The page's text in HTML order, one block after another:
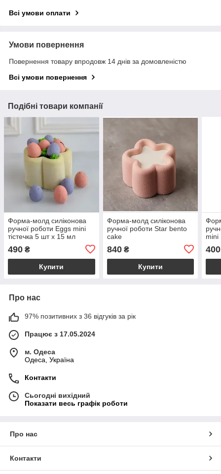
Всі умови оплати
Умови повернення
Повернення товару впродовж 14 днів за домовленістю
Всі умови повернення
Подібні товари компанії
Форма-молд силіконова
ручної роботи Eggs mini
тістечка 5 шт х 15 мл
490 ₴
Купити
Форма-молд силіконова
ручної роботи Star bento
cake
840₴
Купити
mini
400
Про нас
97% позитивних з 36 відгуків за рік
Працює з 17.05.2024
м. Одеса
Одеса, Україна
Контакти
Сьогодні вихідний
Показати весь графік роботи
Про нас
Контакти